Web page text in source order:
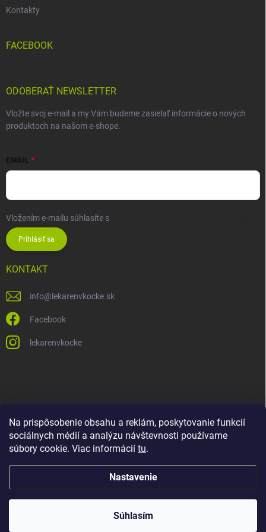
Na prispôsobenie obsahu a reklám, poskytovanie funkcií
sociálnych médií a analýzu návštevnosti používame
súbory cookie. Viac informácií tu.
Nastavenie
Súhlasím
Kontakty
FACEBOOK
ODOBERAŤ NEWSLETTER
Vložte svoj e-mail a my Vám budeme zasielať informácie o nových
produktoch na našom e-shope.
EMAIL
Vložením e-mailu súhlasíte s
Prihlásiť sa
KONTAKT
info@ lekarenvkocke.sk
Facebook
lekarenvkocke